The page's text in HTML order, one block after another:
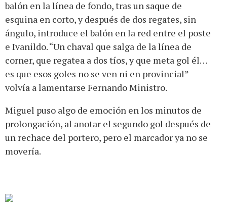
balón en la línea de fondo, tras un saque de
esquina en corto, y después de dos regates, sin
ángulo, introduce el balón en la red entre el poste
e Ivanildo. “Un chaval que salga de la línea de
corner, que regatea a dos tíos, y que meta gol él…
es que esos goles no se ven ni en provincial”
volvía a lamentarse Fernando Ministro.
Miguel puso algo de emoción en los minutos de
prolongación, al anotar el segundo gol después de
un rechace del portero, pero el marcador ya no se
movería.